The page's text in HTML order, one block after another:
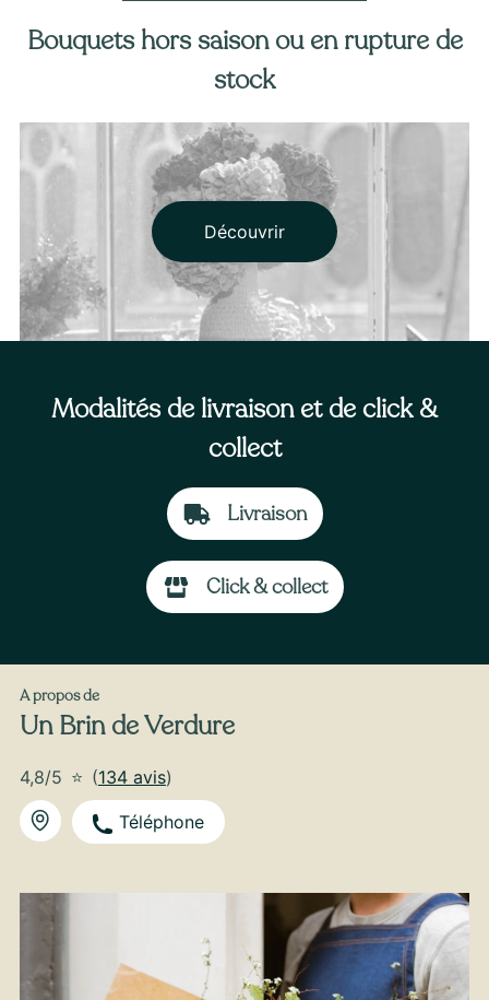
Bouquets hors saison ou en rupture de
stock
À partir de Personnaliser
Bouquet d’Hortensias
Découvrir
Modalités de livraison et de click &
collect
Livraison
Click & collect
A propos de
Un Brin de Verdure
4,8/5 ⭐ (134 avis)
Téléphone